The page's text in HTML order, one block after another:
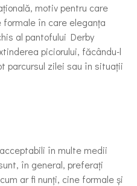
motiv pentru care
în care eleganța
al pantofului Derby
piciorului, făcându-l
parcursul zilei sau în situații
în multe medii
în general, preferați
ar fi nunți, cine formale și